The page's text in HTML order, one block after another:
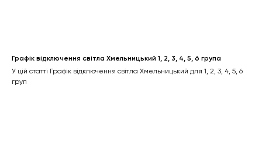
Графік відключення світла Хмельницький 1, 2, 3, 4, 5, 6 група
У цій статті Графік відключення світла Хмельницький для 1, 2, 3, 4, 5, 6
груп